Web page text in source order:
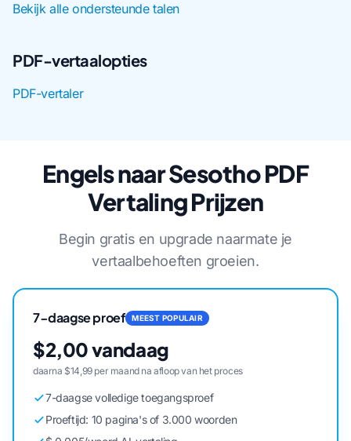
Bekijk alle ondersteunde talen
PDF-vertaalopties
PDF-vertaler
Engels naar Sesotho PDF
Vertaling Prijzen
Begin gratis en upgrade naarmate je
vertaalbehoeften groeien.
7-daagse proef MEEST POPULAIR
$2,00 vandaag
daarna $14,99 per maand na afloop van het proces
7-daagse volledige toegangsproef
Proeftijd: 10 pagina's of 3.000 woorden